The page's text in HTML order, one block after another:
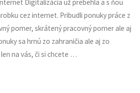
Digitalizácia už prebehla a s ňou
cez internet. Pribudli ponuky práce z
pomer, skrátený pracovný pomer ale aj
sa hrnú zo zahraničia ale aj zo
na vás, či si chcete …